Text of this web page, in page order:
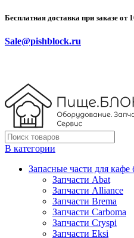
Бесплатная доставка при заказе от
Sale@pishblock.ru
В категории
Запасные части для кафе
Запчасти Abat
Запчасти Alliance
Запчасти Brema
Запчасти Carboma
Запчасти Cryspi
Запчасти Eksi